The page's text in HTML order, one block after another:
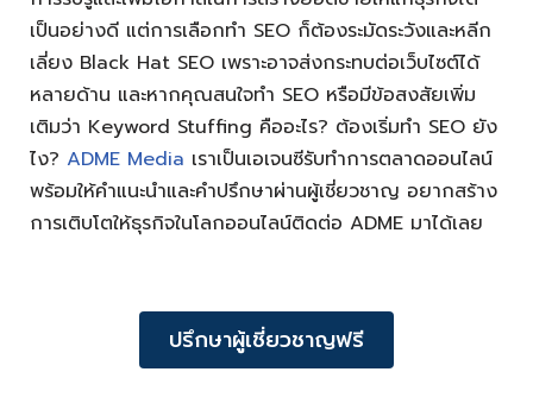
เป็นอย่างดี แต่การเลือกทำ SEO ก็ต้องระมัดระวังและหลีก
เลี่ยง Black Hat SEO เพราะอาจส่งกระทบต่อเว็บไซต์ได้
หลายด้าน และหากคุณสนใจทำ SEO หรือมีข้อสงสัยเพิ่ม
เติมว่า Keyword Stuffing คืออะไร? ต้องเริ่มทำ SEO ยัง
ไง? ADME Media เราเป็นเอเจนซีรับทำการตลาดออนไลน์
พร้อมให้คำแนะนำและคำปรึกษาผ่านผู้เชี่ยวชาญ อยากสร้าง
การเติบโตให้ธุรกิจในโลกออนไลน์ติดต่อ ADME มาได้เลย
ปรึกษาผู้เชี่ยวชาญฟรี